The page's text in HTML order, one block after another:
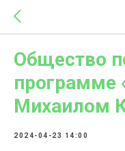
Общество
программе
Михаилом
2024-04-23 14:00